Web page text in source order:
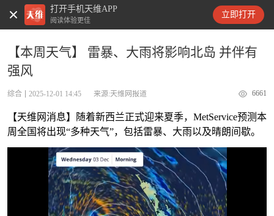
打开手机天维APP
阅读体验更佳
立即打开
天维新闻
【本周天气】 雷暴、大雨将影响北岛 并伴有
强风
综合 2025-12-01 14:45 来源:天维网报道 6661
【天维网消息】随着新西兰正式迎来夏季，MetService预测本
周全国将出现“多种天气”，包括雷暴、大雨以及晴朗间歇。